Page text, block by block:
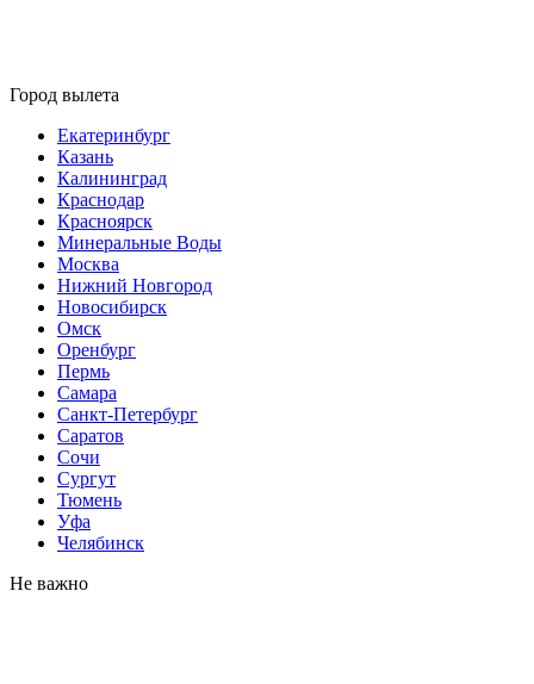
Город вылета
Екатеринбург
Казань
Калининград
Краснодар
Красноярск
Минеральные Воды
Москва
Нижний Новгород
Новосибирск
Омск
Оренбург
Пермь
Самара
Санкт-Петербург
Саратов
Сочи
Сургут
Тюмень
Уфа
Челябинск
Не важно